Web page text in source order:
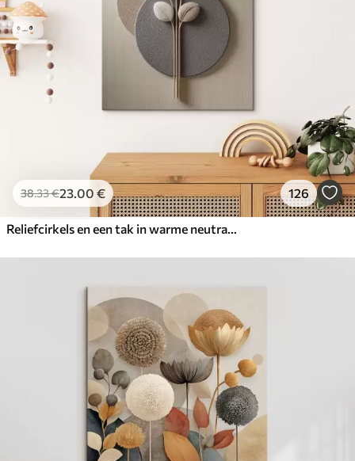
38.33€23.00 € 126
Reliefcirkels en een tak in warme neutrale tinten